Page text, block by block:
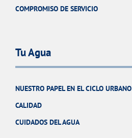
COMPROMISO DE SERVICIO
Tu Agua
NUESTRO PAPEL EN EL CICLO URBANO
CALIDAD
CUIDADOS DEL AGUA